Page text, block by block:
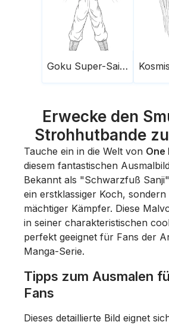
Goku Super-Saiyajin
Erwecke den
Strohhutbande
Tauche ein in die Welt von One
diesem fantastischen
Bekannt als "Schwarzfuß
ein erstklassiger Koch,
mächtiger Kämpfer. Diese
in seiner charakteristischen
perfekt geeignet für Fans der
Manga-Serie.
Tipps zum Ausmalen
Fans
Dieses detaillierte Bild eignet